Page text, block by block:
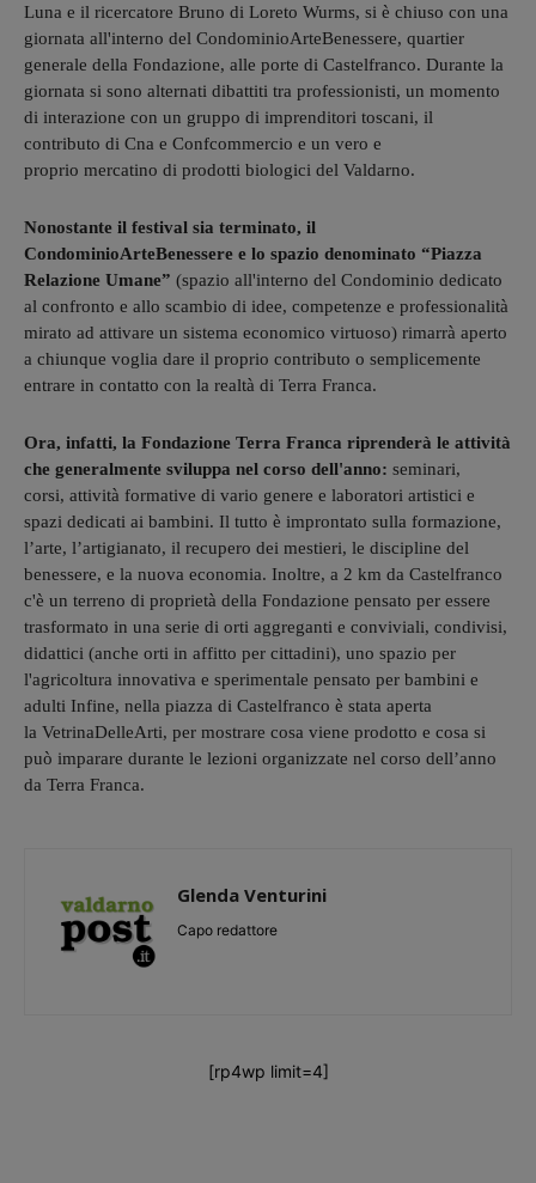
Luna e il ricercatore Bruno di Loreto Wurms, si è chiuso con una
giornata all'interno del CondominioArteBenessere, quartier
generale della Fondazione, alle porte di Castelfranco. Durante la
giornata si sono alternati dibattiti tra professionisti, un momento
di interazione con un gruppo di imprenditori toscani, il
contributo di Cna e Confcommercio e un vero e
proprio mercatino di prodotti biologici del Valdarno.
Nonostante il festival sia terminato, il
CondominioArteBenessere e lo spazio denominato “Piazza
Relazione Umane” (spazio all'interno del Condominio dedicato
al confronto e allo scambio di idee, competenze e professionalità
mirato ad attivare un sistema economico virtuoso) rimarrà aperto
a chiunque voglia dare il proprio contributo o semplicemente
entrare in contatto con la realtà di Terra Franca.
Ora, infatti, la Fondazione Terra Franca riprenderà le attività
che generalmente sviluppa nel corso dell'anno: seminari,
corsi, attività formative di vario genere e laboratori artistici e
spazi dedicati ai bambini. Il tutto è improntato sulla formazione,
l’arte, l’artigianato, il recupero dei mestieri, le discipline del
benessere, e la nuova economia. Inoltre, a 2 km da Castelfranco
c'è un terreno di proprietà della Fondazione pensato per essere
trasformato in una serie di orti aggreganti e conviviali, condivisi,
didattici (anche orti in affitto per cittadini), uno spazio per
l'agricoltura innovativa e sperimentale pensato per bambini e
adulti Infine, nella piazza di Castelfranco è stata aperta
la VetrinaDelleArti, per mostrare cosa viene prodotto e cosa si
può imparare durante le lezioni organizzate nel corso dell’anno
da Terra Franca.
Glenda Venturini
Capo redattore
[rp4wp limit=4]